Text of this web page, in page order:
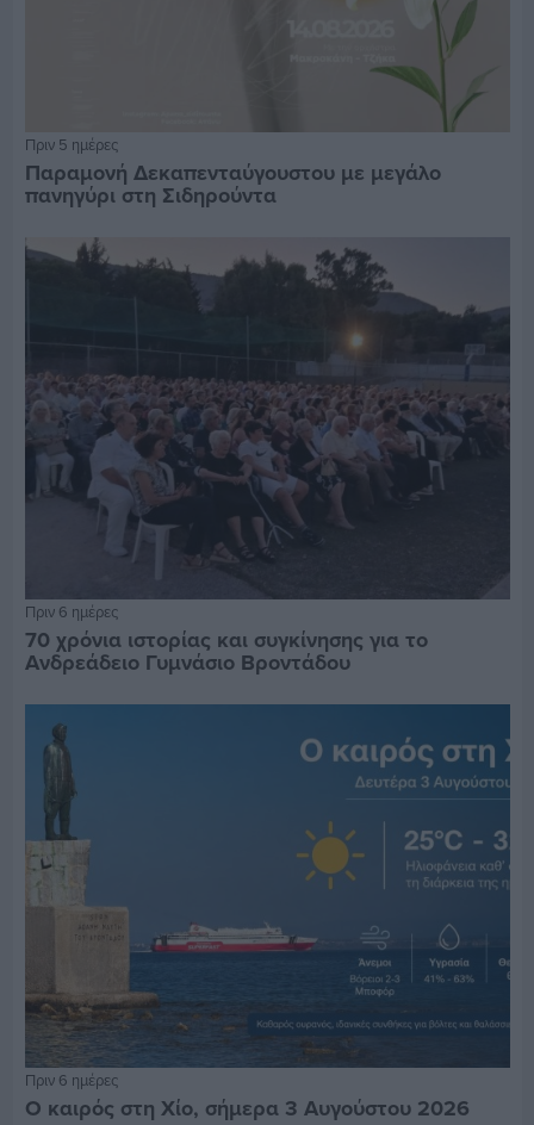
Πριν 5 ημέρες
Παραμονή Δεκαπενταύγουστου με μεγάλο
πανηγύρι στη Σιδηρούντα
Πριν 6 ημέρες
70 χρόνια ιστορίας και συγκίνησης για το
Ανδρεάδειο Γυμνάσιο Βροντάδου
Πριν 6 ημέρες
Ο καιρός στη Χίο, σήμερα 3 Αυγούστου 2026